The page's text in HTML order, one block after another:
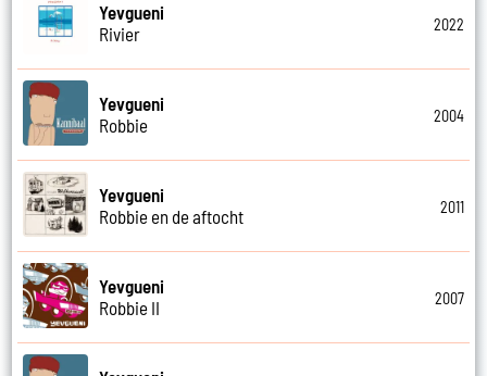
Yevgueni
Rivier
2022
Yevgueni
Robbie
2004
Yevgueni
Robbie en de aftocht
2011
Yevgueni
Robbie II
2007